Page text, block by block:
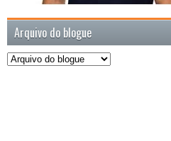
Arquivo do blogue